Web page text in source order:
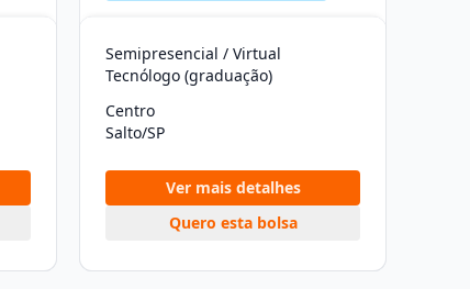
Semipresencial / Virtual
Tecnólogo (graduação)
Centro
Salto/SP
Ver mais detalhes
Quero esta bolsa